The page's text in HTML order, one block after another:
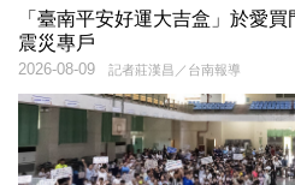
「臺南平安好運大吉盒」於愛
震災專戶
記者莊漢昌／台南報導
2026-08-09